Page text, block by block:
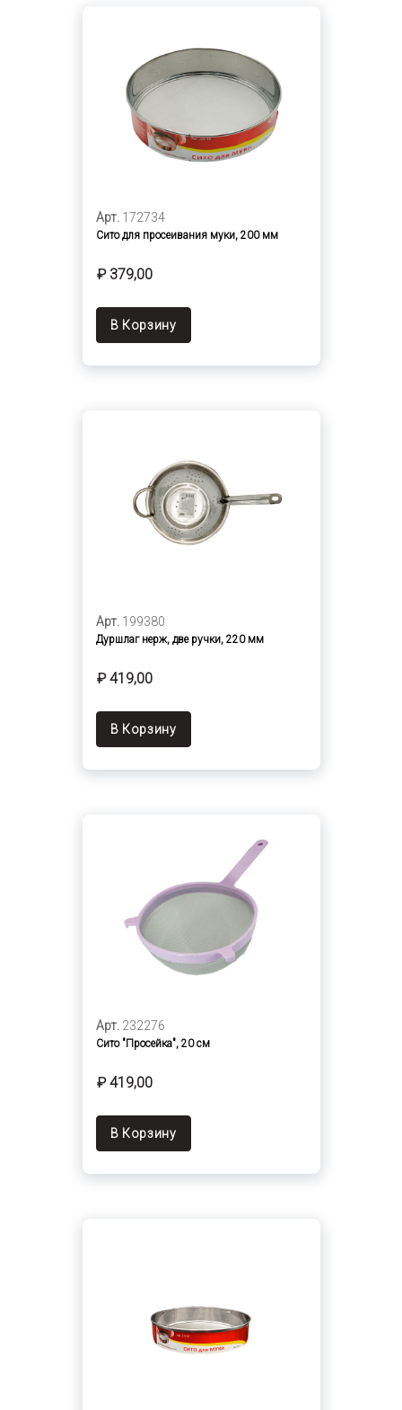
Арт. 172734
Сито для просеивания муки, 200 мм
₽ 379,00
В Корзину
Арт. 199380
Дуршлаг нерж, две ручки, 220 мм
₽ 419,00
В Корзину
Арт. 232276
Сито "Просейка", 20 см
₽ 419,00
В Корзину